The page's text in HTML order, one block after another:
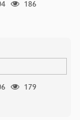
186
179